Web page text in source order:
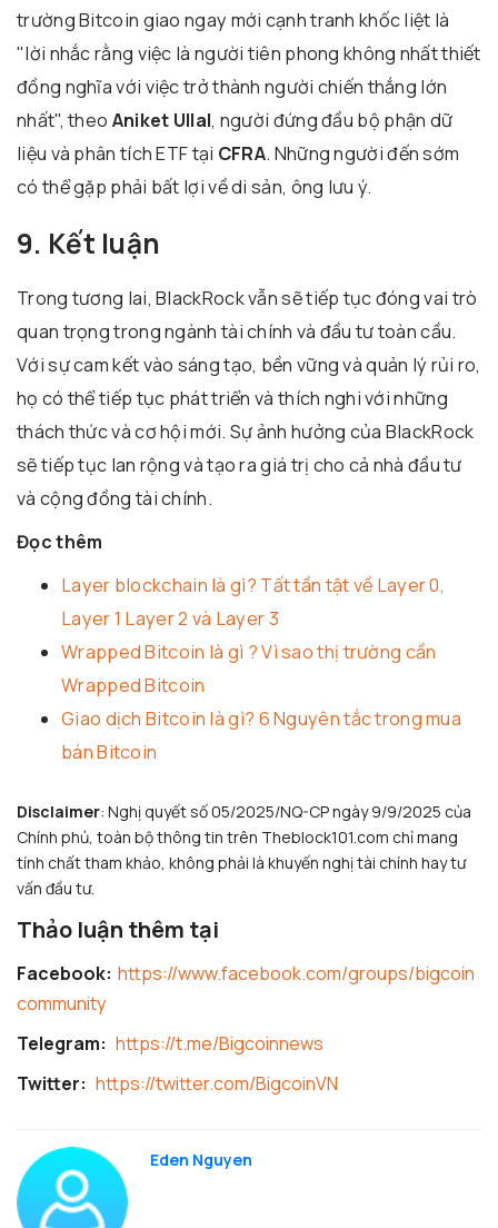
trường Bitcoin giao ngay mới cạnh tranh khốc liệt là
"lời nhắc rằng việc là người tiên phong không nhất thiết
đồng nghĩa với việc trở thành người chiến thắng lớn
nhất", theo Aniket Ullal, người đứng đầu bộ phận dữ
liệu và phân tích ETF tại CFRA. Những người đến sớm
có thể gặp phải bất lợi về di sản, ông lưu ý.
9. Kết luận
Trong tương lai, BlackRock vẫn sẽ tiếp tục đóng vai trò
quan trọng trong ngành tài chính và đầu tư toàn cầu.
Với sự cam kết vào sáng tạo, bền vững và quản lý rủi ro,
họ có thể tiếp tục phát triển và thích nghi với những
thách thức và cơ hội mới. Sự ảnh hưởng của BlackRock
sẽ tiếp tục lan rộng và tạo ra giá trị cho cả nhà đầu tư
và cộng đồng tài chính.
Đọc thêm
Layer blockchain là gì? Tất tần tật về Layer 0,
Layer 1 Layer 2 và Layer 3
Wrapped Bitcoin là gì ? Vì sao thị trường cần
Wrapped Bitcoin
Giao dịch Bitcoin là gì? 6 Nguyên tắc trong mua
bán Bitcoin
Disclaimer: Nghị quyết số 05/2025/NQ-CP ngày 9/9/2025 của
Chính phủ, toàn bộ thông tin trên Theblock101.com chỉ mang
tính chất tham khảo, không phải là khuyến nghị tài chính hay tư
vấn đầu tư.
Thảo luận thêm tại
Facebook: https://www.facebook.com/groups/bigcoin
community
Telegram: https://t.me/Bigcoinnews
Twitter: https://twitter.com/BigcoinVN
Eden Nguyen